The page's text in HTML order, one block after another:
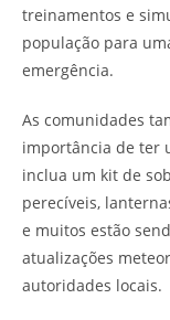
treinamentos e
população para
emergência.
As comunidades
importância de ter
inclua um kit de
perecíveis,
e muitos estão
atualizações
autoridades locais.